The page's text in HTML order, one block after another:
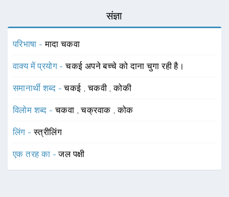
संज्ञा
परिभाषा -मादा चकवा
वाक्य में प्रयोग -चकई अपने बच्चे को दाना चुगा रही है।
समानार्थी शब्द -चकई ,चकवी ,कोकी
विलोम शब्द -चकवा ,चक्रवाक ,कोक
लिंग -स्त्रीलिंग
एक तरह का -जल पक्षी